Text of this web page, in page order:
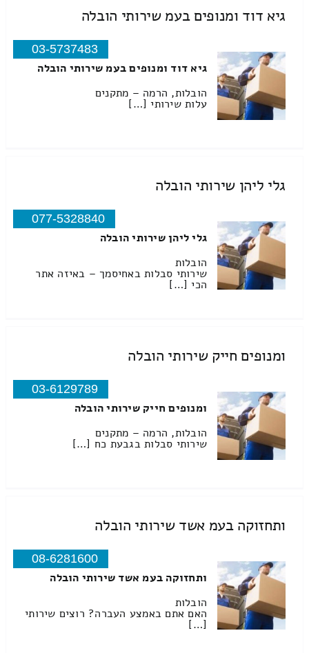
גיא דוד ומנופים בעמ שירותי הובלה
03-5737483
גיא דוד ומנופים בעמ שירותי הובלה
הובלות, הרמה – מתקנים
עלות שירותי […]
גלי ליהן שירותי הובלה
077-5328840
גלי ליהן שירותי הובלה
הובלות
שירותי סבלות באחיסמך – באיזה אתר
הכי […]
ומנופים חייק שירותי הובלה
03-6129789
ומנופים חייק שירותי הובלה
הובלות, הרמה – מתקנים
שירותי סבלות בגבעת כח […]
ותחזוקה בעמ אשד שירותי הובלה
08-6281600
ותחזוקה בעמ אשד שירותי הובלה
הובלות
האם אתם באמצע העברה? רוצים שירותי
[…]